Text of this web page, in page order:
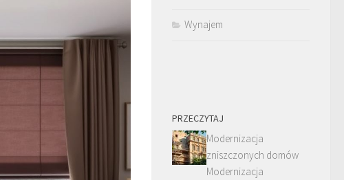
Wynajem
PRZECZYTAJ
Modernizacja
zniszczonych domów
Modernizacja